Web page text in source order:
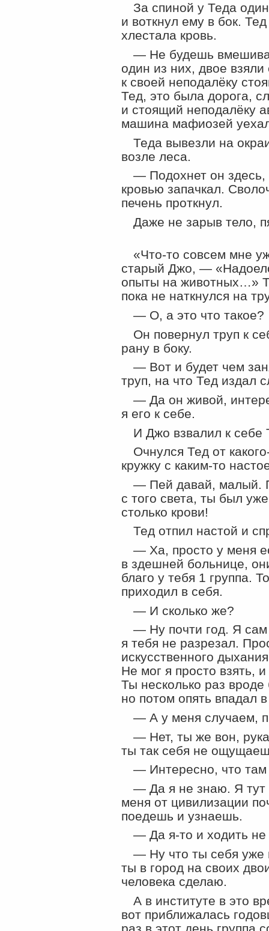
За спиной у Теда
и воткнул ему в бок.
хлестала кровь.
— Не будешь
один из них, двое
к своей неподалёку
Тед, это была дорога,
и стоящий неподалёку
машина мафиозей
Теда вывезли на
возле леса.
— Подохнет он здесь,
кровью запачкал.
печень проткнул.
Даже не зарыв тело,
«Что-то совсем мне
старый Джо, — «
опыты на животных…»
пока не наткнулся на
— О, а это что такое?
Он повернул труп к
рану в боку.
— Вот и будет чем
труп, на что Тед издал
— Да он живой,
я его к себе.
И Джо взвалил к себе
Очнулся Тед от
кружку с каким-то
— Пей давай, малый.
с того света, ты был
столько крови!
Тед отпил настой и
— Ха, просто у меня
в здешней больнице,
благо у тебя 1 группа.
приходил в себя.
— И сколько же?
— Ну почти год. Я
я тебя не разрезал.
искусственного
Не мог я просто взять,
Ты несколько раз
но потом опять впадал
— А у меня случаем,
— Нет, ты же вон,
ты так себя не
— Интересно, что там
— Да я не знаю. Я тут
меня от цивилизации
поедешь и узнаешь.
— Да я-то и ходить
— Ну что ты себя уже
ты в город на своих
человека сделаю.
А в институте в это
вот приближалась
раз в этот день группа